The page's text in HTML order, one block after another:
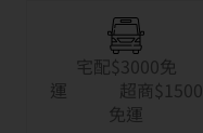
宅配$3000免
運 超商$1500
免運